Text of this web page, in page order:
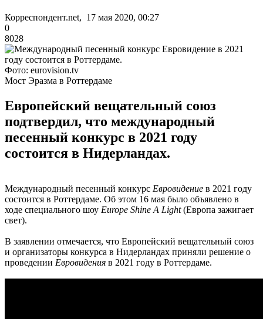
Корреспондент.net, 17 мая 2020, 00:27
0
8028
Фото: eurovision.tv
Мост Эразма в Роттердаме
Европейский вещательный союз
подтвердил, что международный
песенный конкурс в 2021 году
состоится в Нидерландах.
Международный песенный конкурс Евровидение в 2021 году
состоится в Роттердаме. Об этом 16 мая было объявлено в
ходе специального шоу Europe Shine A Light(Европа зажигает
свет).
В заявлении отмечается, что Европейский вещательный союз
и организаторы конкурса в Нидерландах приняли решение о
проведении Евровидения в 2021 году в Роттердаме.